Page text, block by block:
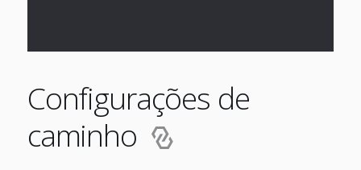
Configurações de
caminho